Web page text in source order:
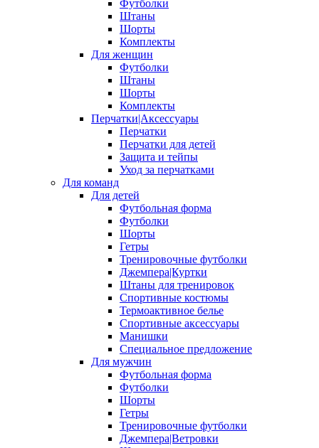
Футболки
Штаны
Шорты
Комплекты
Для женщин
Футболки
Штаны
Шорты
Комплекты
Перчатки|Аксессуары
Перчатки
Перчатки для детей
Защита и тейпы
Уход за перчатками
Для команд
Для детей
Футбольная форма
Футболки
Шорты
Гетры
Тренировочные футболки
Джемпера|Куртки
Штаны для тренировок
Спортивные костюмы
Термоактивное белье
Спортивные аксессуары
Манишки
Специальное предложение
Для мужчин
Футбольная форма
Футболки
Шорты
Гетры
Тренировочные футболки
Джемпера|Ветровки